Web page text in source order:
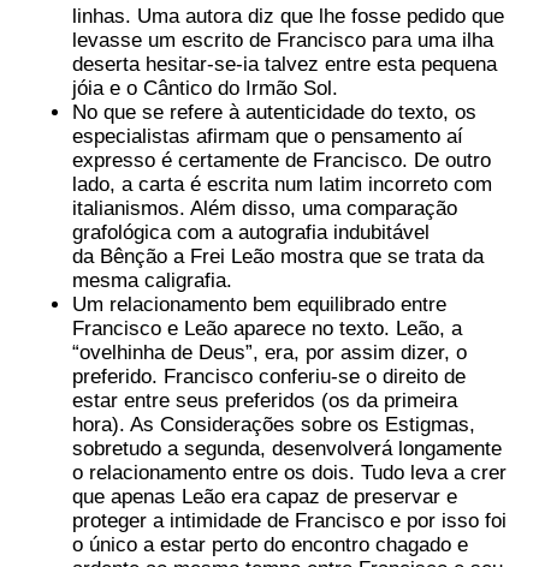
linhas. Uma autora diz que lhe fosse pedido que
levasse um escrito de Francisco para uma ilha
deserta hesitar-se-ia talvez entre esta pequena
jóia e o Cântico do Irmão Sol.
No que se refere à autenticidade do texto, os
especialistas afirmam que o pensamento aí
expresso é certamente de Francisco. De outro
lado, a carta é escrita num latim incorreto com
italianismos. Além disso, uma comparação
grafológica com a autografia indubitável
da Bênção a Frei Leão mostra que se trata da
mesma caligrafia.
Um relacionamento bem equilibrado entre
Francisco e Leão aparece no texto. Leão, a
“ovelhinha de Deus”, era, por assim dizer, o
preferido. Francisco conferiu-se o direito de
estar entre seus preferidos (os da primeira
hora). As Considerações sobre os Estigmas,
sobretudo a segunda, desenvolverá longamente
o relacionamento entre os dois. Tudo leva a crer
que apenas Leão era capaz de preservar e
proteger a intimidade de Francisco e por isso foi
o único a estar perto do encontro chagado e